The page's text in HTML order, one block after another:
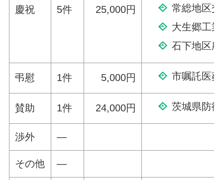
慶祝 5件 25,000円
常総地区
大生郷工
石下地区
弔慰 1件 5,000円 市嘱託医
賛助 1件 24,000円 茨城県防
渉外 —
その他 —